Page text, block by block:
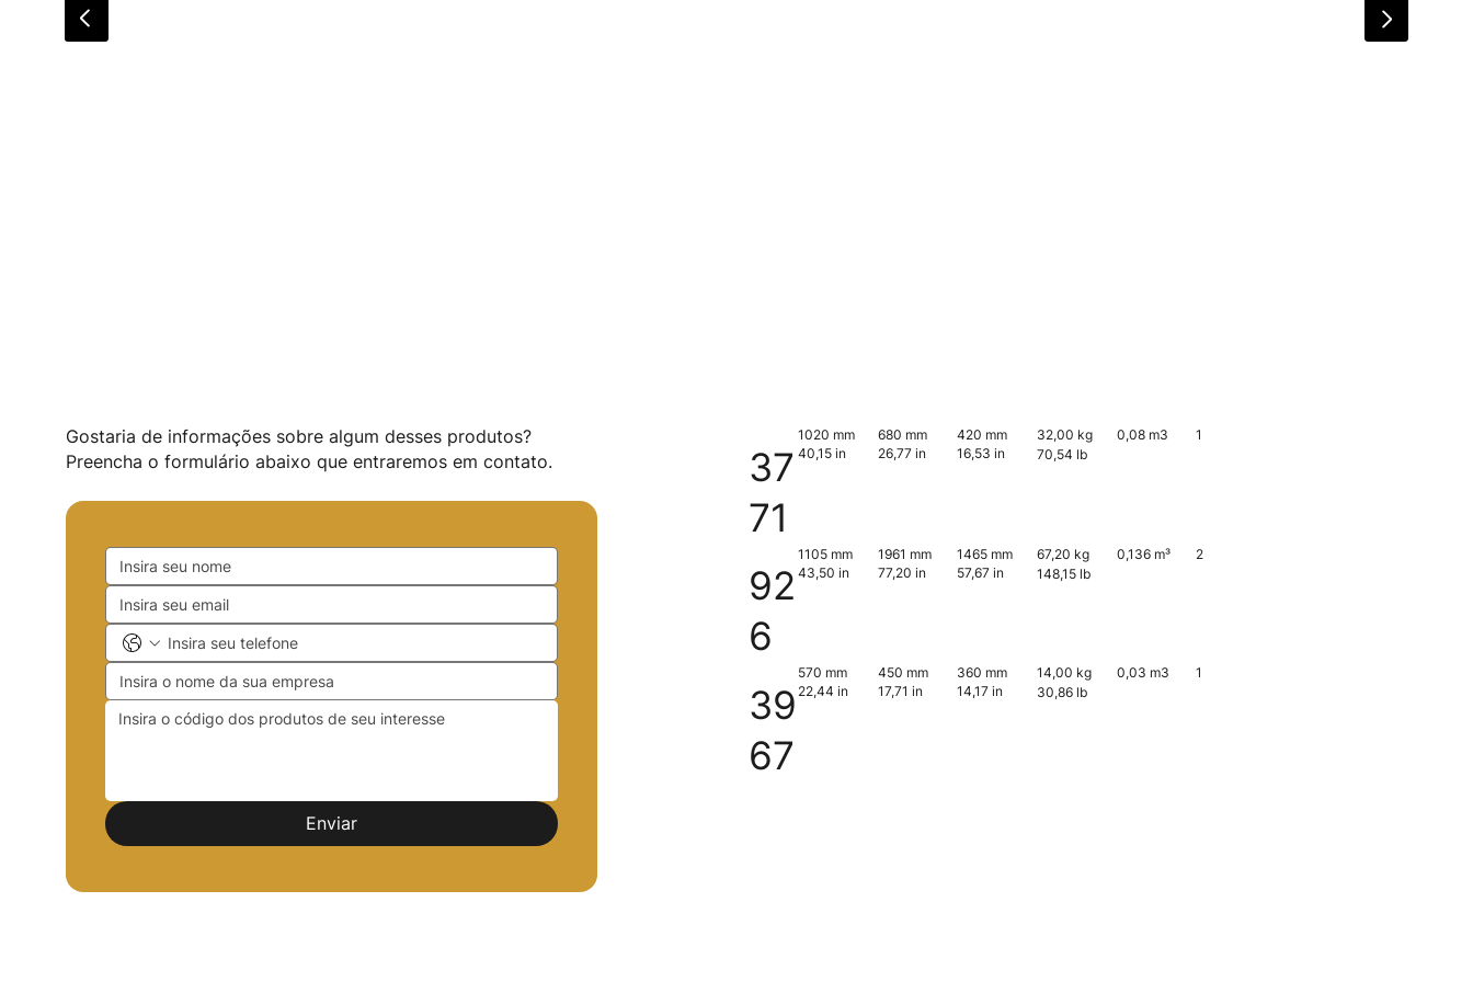
37
71
1020 mm
40,15 in
680 mm
26,77 in
420 mm
16,53 in
32,00 kg
70,54 lb
0,08 m3 1
92
6
1105 mm
43,50 in
1961 mm
77,20 in
1465 mm
57,67 in
67,20 kg
148,15 lb
0,136 m³ 2
39
67
570 mm
22,44 in
450 mm
17,71 in
360 mm
14,17 in
14,00 kg
30,86 lb
0,03 m3 1
Gostaria de informações sobre algum desses produtos?
Preencha o formulário abaixo que entraremos em contato.
Enviar